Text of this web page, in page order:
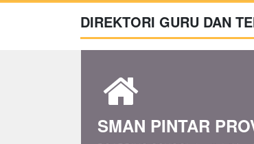
DIREKTORI GURU DAN
SMAN PINTAR